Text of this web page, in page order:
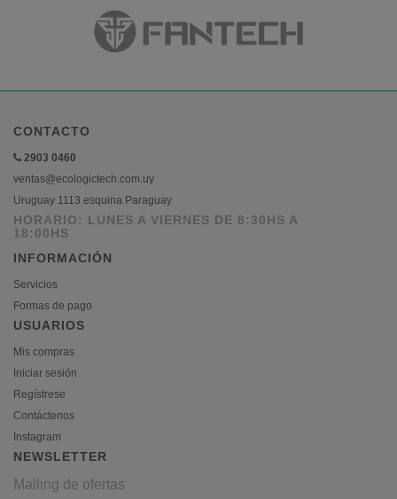
CONTACTO
2903 0460
ventas@ecologictech.com.uy
Uruguay 1113 esquina Paraguay
HORARIO: LUNES A VIERNES DE 8:30HS A
18:00HS
INFORMACIÓN
Servicios
Formas de pago
USUARIOS
Mis compras
Iniciar sesión
Regístrese
Contáctenos
Instagram
NEWSLETTER
Mailing de ofertas